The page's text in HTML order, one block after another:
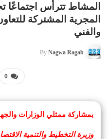
المشاط تترأس اجتماعًا
المجرية المشتركة
والفني
By Nagwa Ragab
0
بمشاركة ممثلي الوزارات
وزيرة التخطيط والتنمية